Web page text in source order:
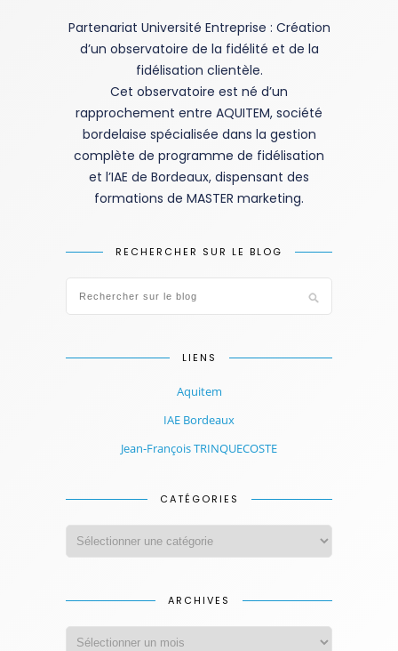
Partenariat Université Entreprise : Création
d’un observatoire de la fidélité et de la
fidélisation clientèle.
Cet observatoire est né d’un
rapprochement entre AQUITEM, société
bordelaise spécialisée dans la gestion
complète de programme de fidélisation
et l’IAE de Bordeaux, dispensant des
formations de MASTER marketing.
RECHERCHER SUR LE BLOG
LIENS
Aquitem
IAE Bordeaux
Jean-François TRINQUECOSTE
CATÉGORIES
ARCHIVES